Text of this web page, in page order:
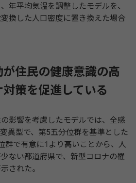
年平均気温を調整したモデルを、
換した人口密度に置き換えた場合
住民の健康意識の高
策を促進している
影響を考慮したモデルでは、全感
異型で、第5五分位群を基準とした
群で有意に1より高いことから、人
ない都道府県で、新型コロナの罹
された。